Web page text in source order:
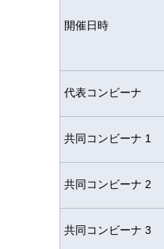
開催日時
代表コンビーナ
共同コンビーナ 1
共同コンビーナ 2
共同コンビーナ 3